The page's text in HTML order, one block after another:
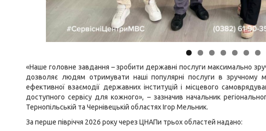
«Наше головне завдання – зробити державні послуги максимально
дозволяє людям отримувати наші популярні послуги в зручному
ефективної взаємодії державних інституцій і місцевого
доступного сервісу для кожного», – зазначив начальник
Тернопільській та Чернівецькій областях Ігор Мельник.
За перше півріччя 2026 року через ЦНАПи трьох областей надано: